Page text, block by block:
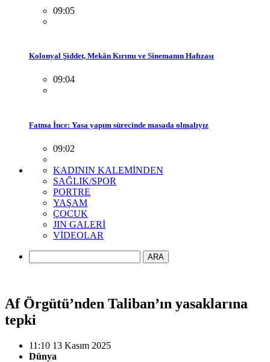
09:05
Kolonyal Şiddet, Mekân Kırımı ve Sinemanın Hafızası
09:04
Fatma İnce: Yasa yapım sürecinde masada olmalıyız
09:02
KADININ KALEMİNDEN
SAĞLIK/SPOR
PORTRE
YAŞAM
ÇOCUK
JIN GALERİ
VİDEOLAR
ARA
Af Örgütü’nden Taliban’ın yasaklarına
tepki
11:10 13 Kasım 2025
Dünya